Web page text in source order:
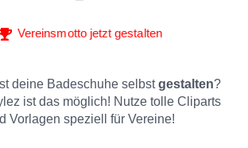
Vereinsmotto jetzt gestalten
deine Badeschuhe selbstgestalten?
ist das möglich! Nutze tolle Cliparts
Vorlagen speziell für Vereine!